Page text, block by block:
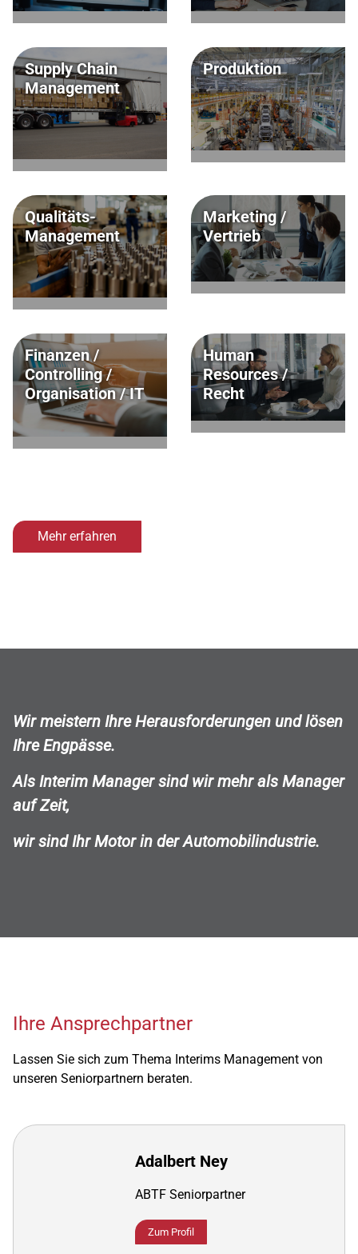
Supply Chain
Management
Produktion
Qualitäts-
Management
Marketing /
Vertrieb
Finanzen /
Controlling /
Organisation / IT
Human
Resources /
Recht
Mehr erfahren
Wir meistern Ihre Herausforderungen und lösen
Ihre Engpässe.
Als Interim Manager sind wir mehr als Manager
auf Zeit,
wir sind Ihr Motor in der Automobilindustrie.
Ihre Ansprechpartner
Lassen Sie sich zum Thema Interims Management von
unseren Seniorpartnern beraten.
Adalbert Ney
ABTF Seniorpartner
Zum Profil